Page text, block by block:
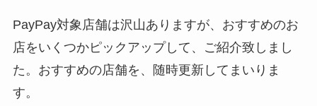
PayPay対象店舗は沢山ありますが、おすすめのお
店をいくつかピックアップして、ご紹介致しまし
た。おすすめの店舗を、随時更新してまいりま
す。